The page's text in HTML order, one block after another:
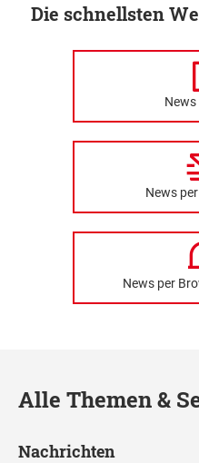
Die schnellsten
News
News
News per
Alle Themen &
Nachrichten